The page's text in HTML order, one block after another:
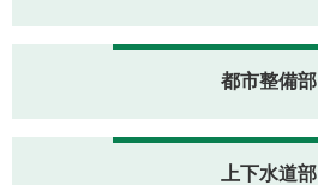
都市整備部
上下水道部